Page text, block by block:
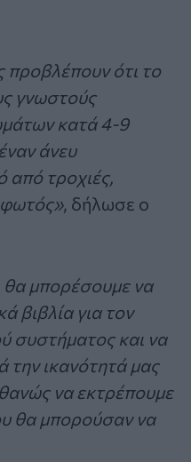
προβλέπουν ότι το
γνωστούς
κατά 4-9
άνευ
από τροχιές,
, δήλωσε ο
μπορέσουμε να
βιβλία για τον
συστήματος και να
την ικανότητά μας
να εκτρέπουμε
θα μπορούσαν να